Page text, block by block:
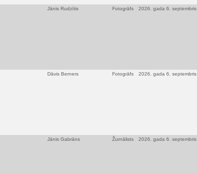
Jānis Rudzītis Fotogrāfs 2026. gada 6. septembris
Dāvis Berners Fotogrāfs 2026. gada 6. septembris
Jānis Gabrāns Žurnālists 2026. gada 6. septembris